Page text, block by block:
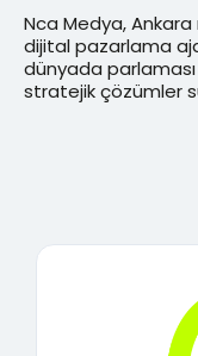
Nca Medya,
dijital pazarlama
dünyada
stratejik çözümler